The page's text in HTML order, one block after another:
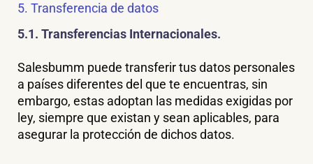
5. Transferencia de datos
5.1. Transferencias Internacionales.
Salesbumm puede transferir tus datos personales
a países diferentes del que te encuentras, sin
embargo, estas adoptan las medidas exigidas por
ley, siempre que existan y sean aplicables, para
asegurar la protección de dichos datos.